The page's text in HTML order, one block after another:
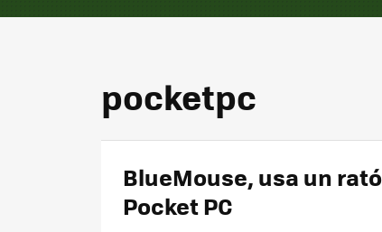
pocketpc
BlueMouse, usa un
Pocket PC